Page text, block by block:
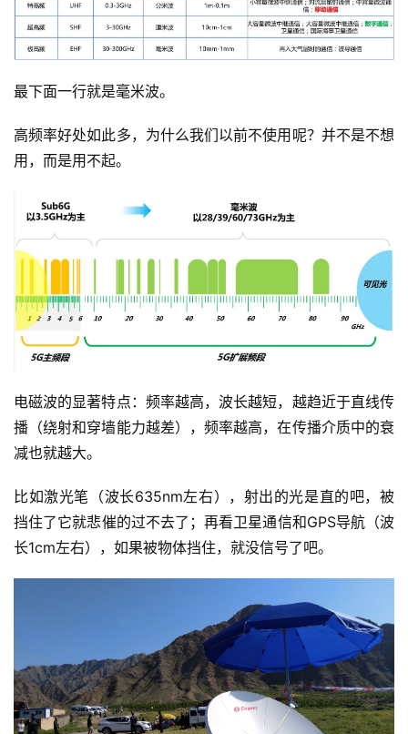
首
页
业
界
深
度
学
最下面一行就是毫米波。
高频率好处如此多，为什么我们以前不使用呢？并不是不想
用，而是用不起。
电磁波的显著特点：频率越高，波长越短，越趋近于直线传
播（绕射和穿墙能力越差），频率越高，在传播介质中的衰
减也就越大。
比如激光笔（波长635nm左右），射出的光是直的吧，被
挡住了它就悲催的过不去了；再看卫星通信和GPS导航（波
长1cm左右），如果被物体挡住，就没信号了吧。